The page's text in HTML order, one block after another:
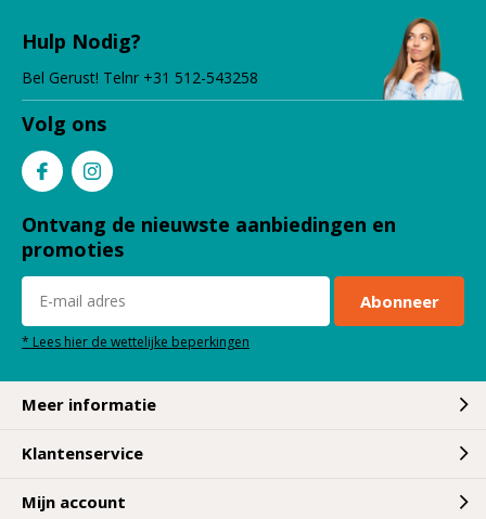
Hulp Nodig?
Bel Gerust! Telnr +31 512-543258
Volg ons
Ontvang de nieuwste aanbiedingen en
promoties
Abonneer
* Lees hier de wettelijke beperkingen
Meer informatie
Klantenservice
Mijn account